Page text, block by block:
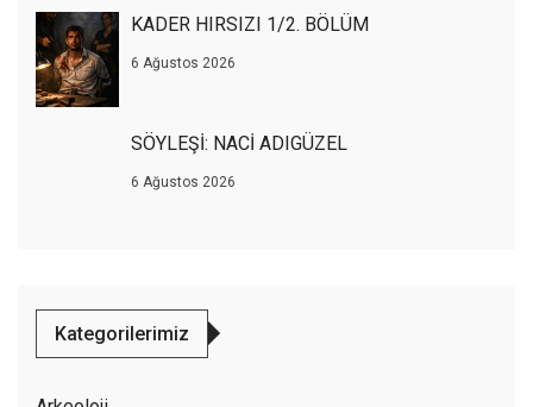
KADER HIRSIZI 1/2. BÖLÜM
6 Ağustos 2026
SÖYLEŞİ: NACİ ADIGÜZEL
6 Ağustos 2026
Kategorilerimiz